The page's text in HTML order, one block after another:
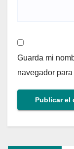
Guarda mi
navegador